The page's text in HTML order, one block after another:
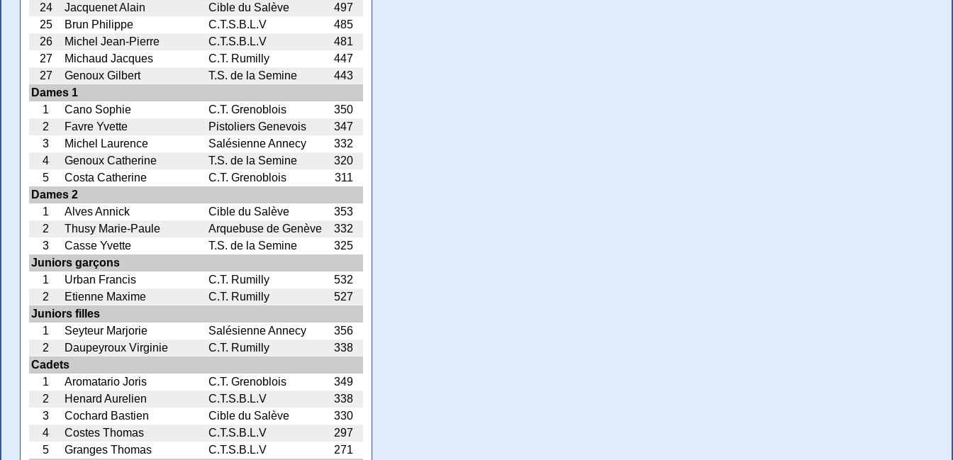
24
Jacquenet Alain Cible du Salève
497
25
Brun Philippe C.T.S.B.L.V
485
26
Michel Jean-Pierre C.T.S.B.L.V
481
27
Michaud Jacques C.T. Rumilly
447
27
Genoux Gilbert T.S. de la Semine
443
Dames 1
1
Cano Sophie C.T. Grenoblois
350
2
Favre Yvette Pistoliers Genevois
347
3
Michel Laurence Salésienne Annecy
332
4
Genoux Catherine T.S. de la Semine
320
5
Costa Catherine C.T. Grenoblois
311
Dames 2
1
Alves Annick Cible du Salève
353
2
Thusy Marie-Paule Arquebuse de Genève
332
3
Casse Yvette T.S. de la Semine
325
Juniors garçons
1
Urban Francis C.T. Rumilly
532
2
Etienne Maxime C.T. Rumilly
527
Juniors filles
1
Seyteur Marjorie Salésienne Annecy
356
2
Daupeyroux Virginie C.T. Rumilly
338
Cadets
1
Aromatario Joris C.T. Grenoblois
349
2
Henard Aurelien C.T.S.B.L.V
338
3
Cochard Bastien Cible du Salève
330
4
Costes Thomas C.T.S.B.L.V
297
5
Granges Thomas C.T.S.B.L.V 271